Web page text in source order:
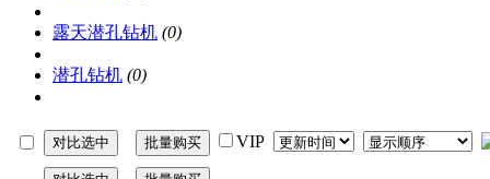
露天潜孔钻机 (0)
潜孔钻机 (0)
VIP